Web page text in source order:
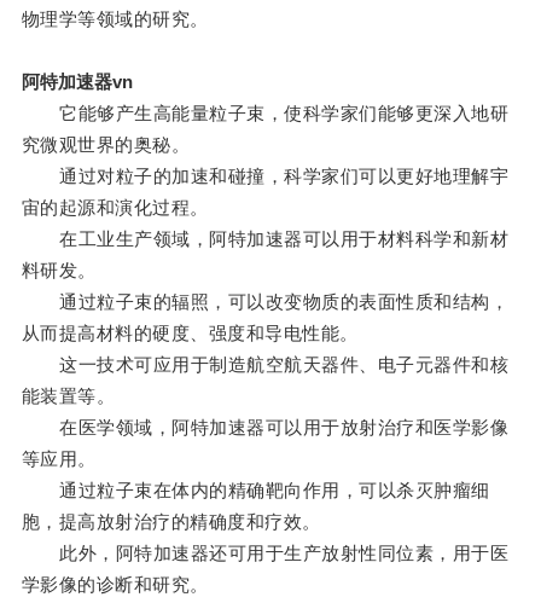
物理学等领域的研究。
阿特加速器vn
它能够产生高能量粒子束，使科学家们能够更深入地研
究微观世界的奥秘。
通过对粒子的加速和碰撞，科学家们可以更好地理解宇
宙的起源和演化过程。
在工业生产领域，阿特加速器可以用于材料科学和新材
料研发。
通过粒子束的辐照，可以改变物质的表面性质和结构，
从而提高材料的硬度、强度和导电性能。
这一技术可应用于制造航空航天器件、电子元器件和核
能装置等。
在医学领域，阿特加速器可以用于放射治疗和医学影像
等应用。
通过粒子束在体内的精确靶向作用，可以杀灭肿瘤细
胞，提高放射治疗的精确度和疗效。
此外，阿特加速器还可用于生产放射性同位素，用于医
学影像的诊断和研究。